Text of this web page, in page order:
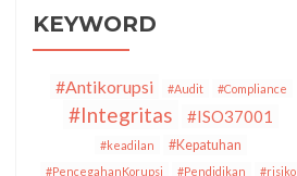
KEYWORD
#Antikorupsi #Audit #Compliance
#Integritas #ISO37001
#keadilan #Kepatuhan
#PencegahanKorupsi #Pendidikan #risiko